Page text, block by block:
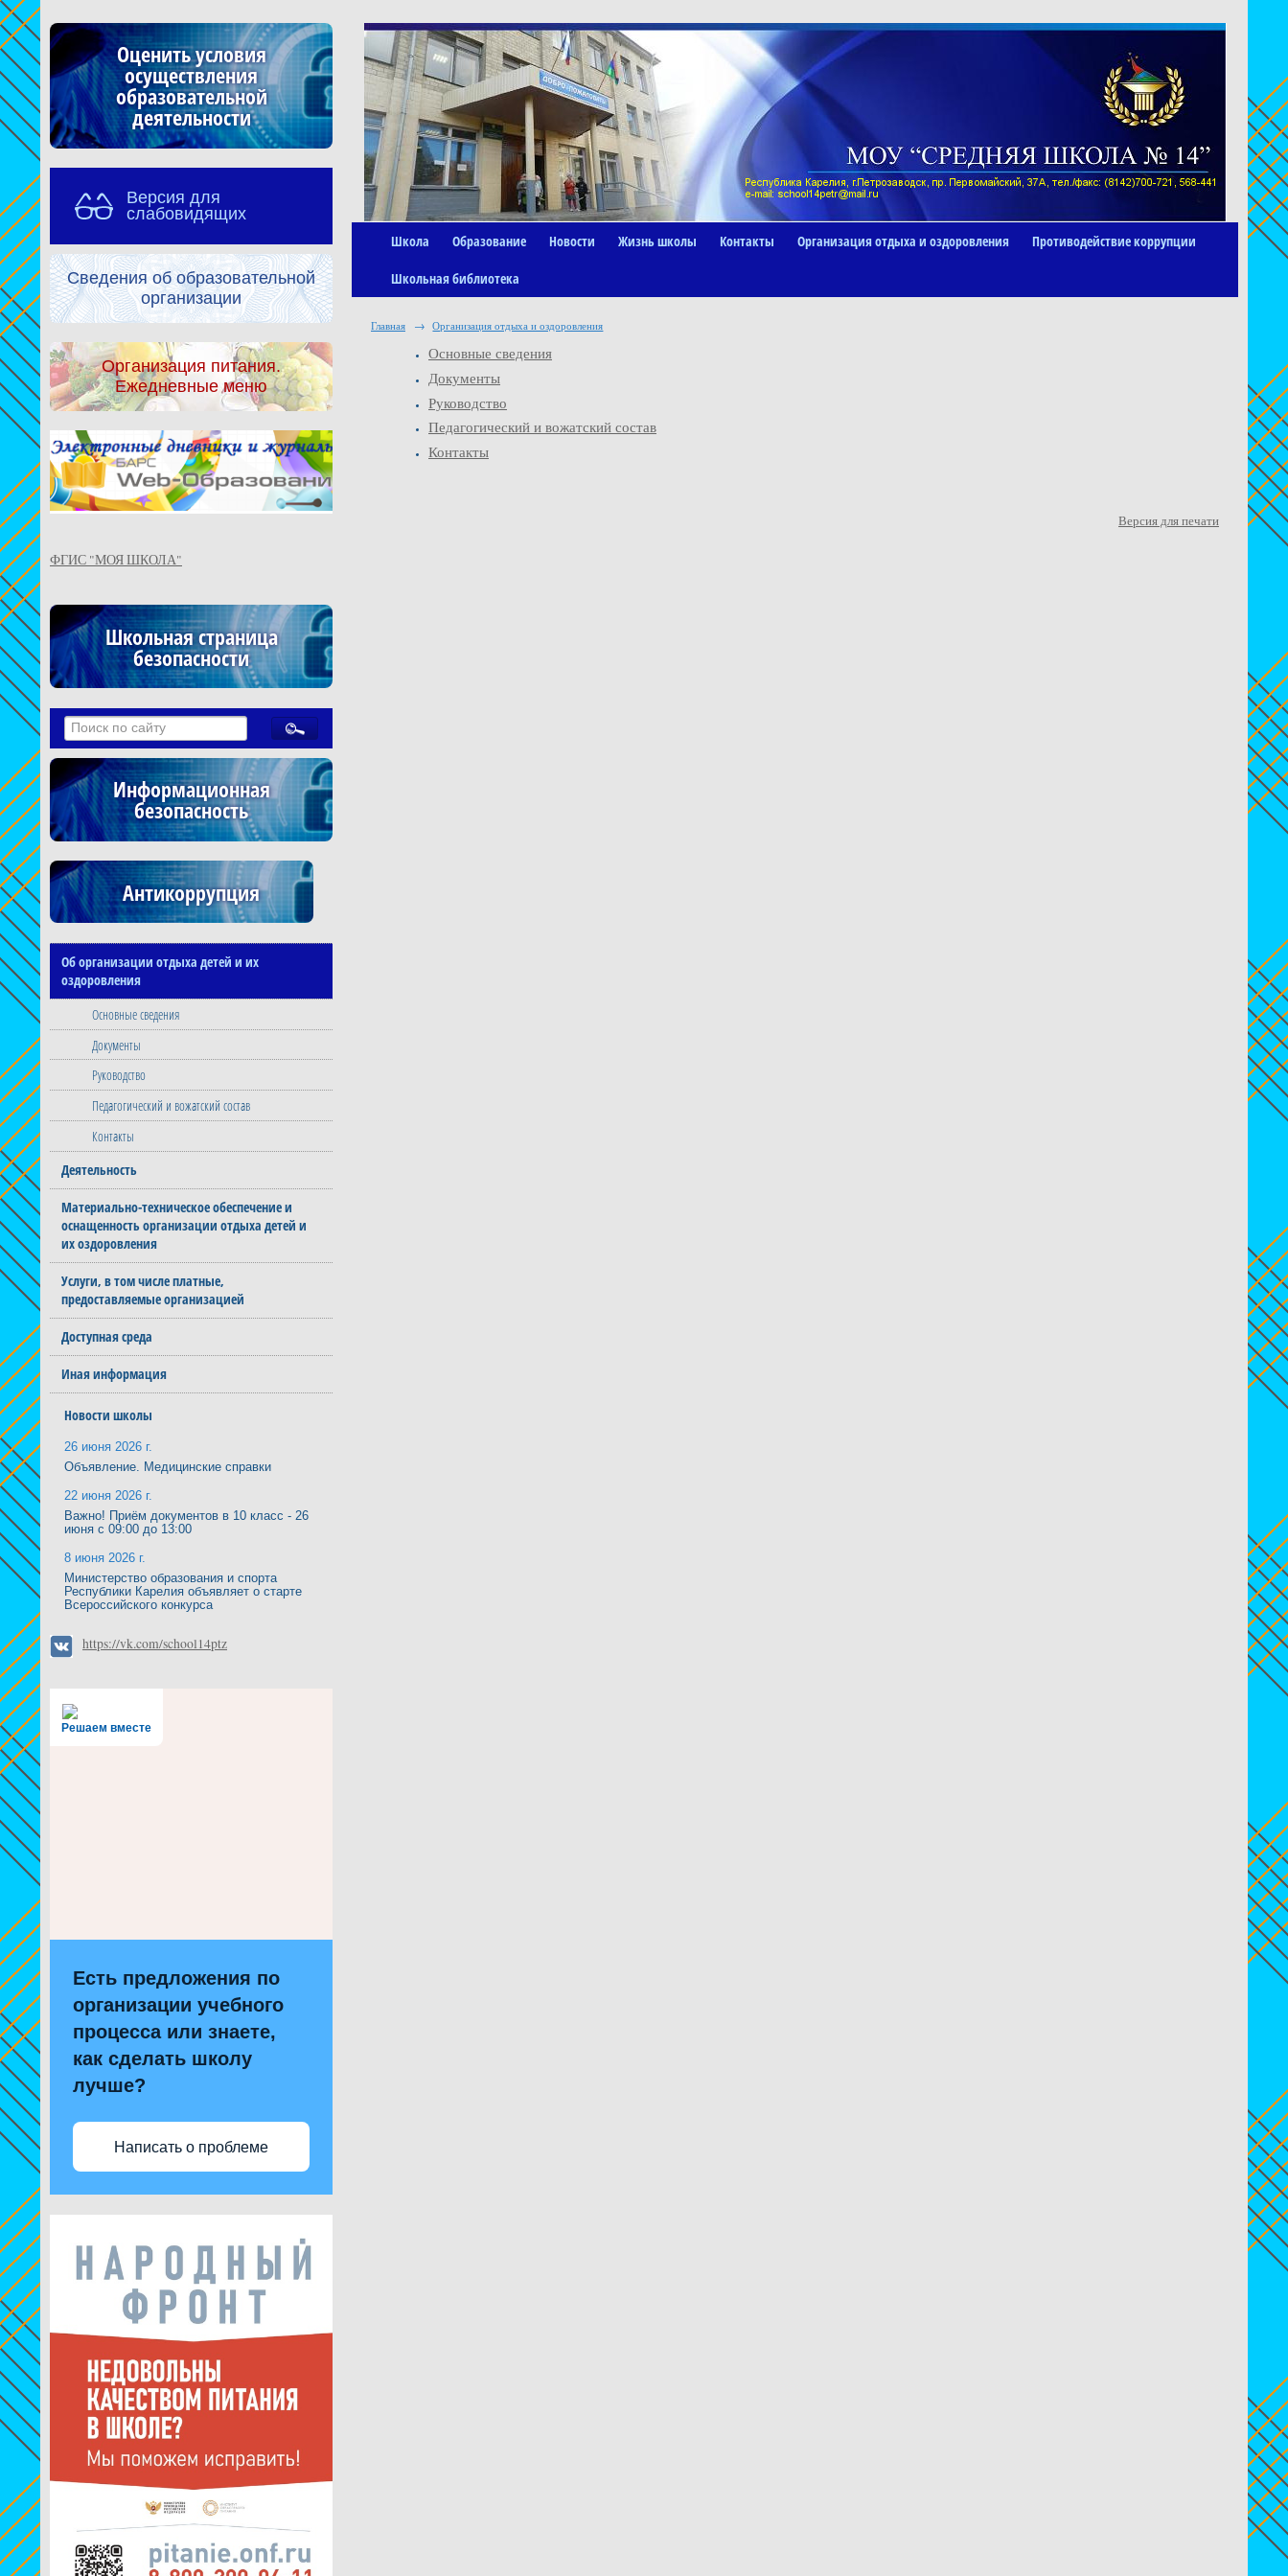
Оценить условия
осуществления
образовательной
деятельности
Версия для
слабовидящих
Сведения об образовательной
организации
Организация питания.
Ежедневные меню
ФГИС "МОЯ ШКОЛА"
Школьная страница
безопасности
Информационная
безопасность
Антикоррупция
Об организации отдыха детей и их
оздоровления
Основные сведения
Документы
Руководство
Педагогический и вожатский состав
Контакты
Деятельность
Материально-техническое обеспечение и
оснащенность организации отдыха детей и
их оздоровления
Услуги, в том числе платные,
предоставляемые организацией
Доступная среда
Иная информация
Новости школы
26 июня 2026 г.
Объявление. Медицинские справки
22 июня 2026 г.
Важно! Приём документов в 10 класс - 26
июня с 09:00 до 13:00
8 июня 2026 г.
Министерство образования и спорта
Республики Карелия объявляет о старте
Всероссийского конкурса
https://vk.com/school14ptz
Решаем вместе
Есть предложения по
организации учебного
процесса или знаете,
как сделать школу
лучше?
Написать о проблеме
Школа Образование Новости Жизнь школы Контакты Организация отдыха и оздоровления Противодействие коррупции
Школьная библиотека
Главная → Организация отдыха и оздоровления
Основные сведения
Документы
Руководство
Педагогический и вожатский состав
Контакты
Версия для печати